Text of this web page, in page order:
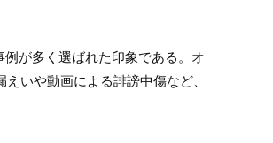
が多く選ばれた印象である。オ
いや動画による誹謗中傷など、